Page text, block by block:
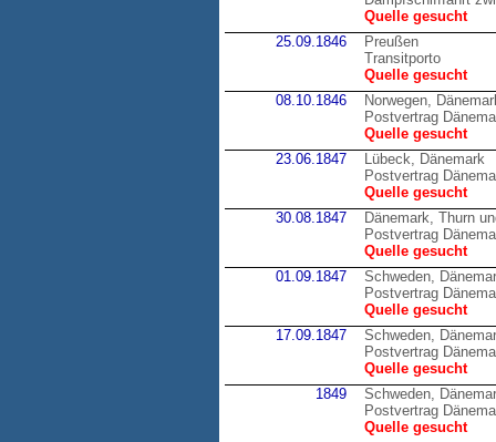
Quelle gesucht
25.09.1846
Preußen
Transitporto
Quelle gesucht
08.10.1846
Norwegen,
Postvertrag
Quelle gesucht
23.06.1847
Lübeck, Dänemark
Postvertrag
Quelle gesucht
30.08.1847
Dänemark, Thurn
Postvertrag
Quelle gesucht
01.09.1847
Schweden,
Postvertrag
Quelle gesucht
17.09.1847
Schweden,
Postvertrag
Quelle gesucht
1849
Schweden,
Postvertrag
Quelle gesucht